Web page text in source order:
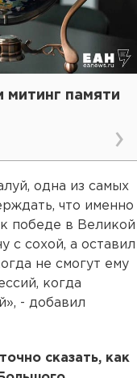
митинг памяти
одна из самых
что именно
победе в Великой
с сохой, а оставил
не смогут ему
когда
- добавил
сказать, как